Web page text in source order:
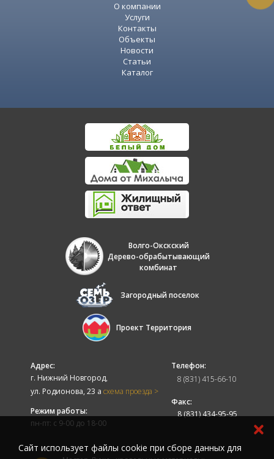
О компании
Услуги
Контакты
Объекты
Новости
Статьи
Каталог
Волго-Окскский
Дерево-обрабытывающий
комбинат
Загородный поселок
Проект Территория
Адрес:
г. Нижний Новгород,
ул. Родионова, 23 а схема проезда >
Режим работы:
пн-пт: с 9-00 до 18-00
Телефон:
8 (831) 415-66-10
Факс:
8 (831) 434-95-95
Cайт использует файлы cookie при сборе данных для